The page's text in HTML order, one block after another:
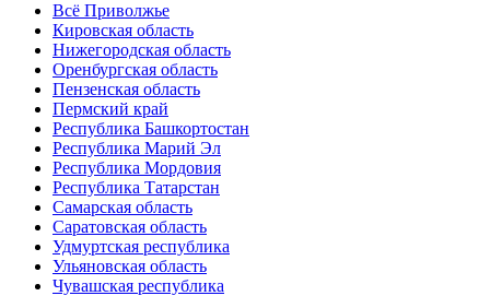
Всё Приволжье
Кировская область
Нижегородская область
Оренбургская область
Пензенская область
Пермский край
Республика Башкортостан
Республика Марий Эл
Республика Мордовия
Республика Татарстан
Самарская область
Саратовская область
Удмуртская республика
Ульяновская область
Чувашская республика